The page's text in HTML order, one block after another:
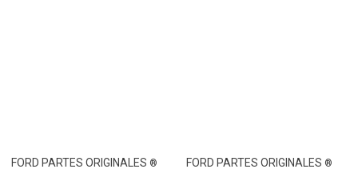
FORD PARTES ORIGINALES FORD PARTES ORIGINALES